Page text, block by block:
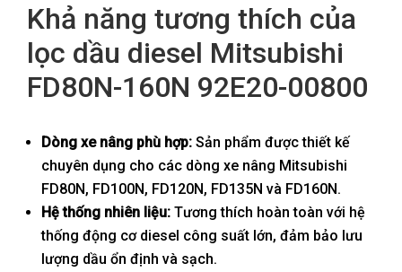
Khả năng tương thích của
lọc dầu diesel Mitsubishi
FD80N-160N 92E20-00800
Dòng xe nâng phù hợp: Sản phẩm được thiết kế
chuyên dụng cho các dòng xe nâng Mitsubishi
FD80N, FD100N, FD120N, FD135N và FD160N.
Hệ thống nhiên liệu: Tương thích hoàn toàn với hệ
thống động cơ diesel công suất lớn, đảm bảo lưu
lượng dầu ổn định và sạch.